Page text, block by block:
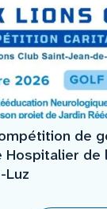
de
de
Luz